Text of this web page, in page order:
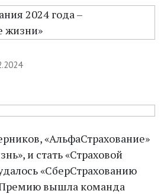
«АльфаСтрахование»
и стать «Страховой
«СберСтрахованию
Премию вышла команда